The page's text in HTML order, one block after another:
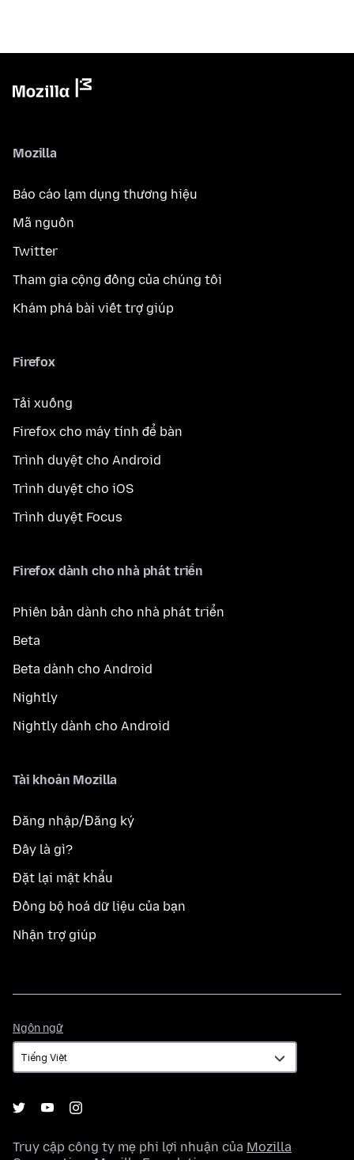
Mozilla
Báo cáo lạm dụng thương hiệu
Mã nguồn
Twitter
Tham gia cộng đồng của chúng tôi
Khám phá bài viết trợ giúp
Firefox
Tải xuống
Firefox cho máy tính để bàn
Trình duyệt cho Android
Trình duyệt cho iOS
Trình duyệt Focus
Firefox dành cho nhà phát triển
Phiên bản dành cho nhà phát triển
Beta
Beta dành cho Android
Nightly
Nightly dành cho Android
Tài khoản Mozilla
Đăng nhập/Đăng ký
Đây là gì?
Đặt lại mật khẩu
Đồng bộ hoá dữ liệu của bạn
Nhận trợ giúp
Ngôn ngữ
ngữ
Truy cập công ty mẹ phi lợi nhuận của Mozilla